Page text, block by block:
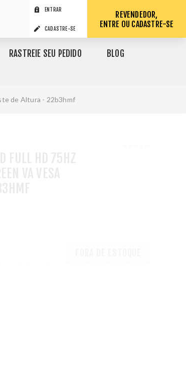
ENTRAR
CADASTRE-SE
REVENDEDOR,
ENTRE OU CADASTRE-SE
RASTREIE SEU PEDIDO BLOG
de Altura - 22b3hmf